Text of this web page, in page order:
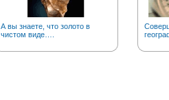
А вы знаете, что золото в
чистом виде….